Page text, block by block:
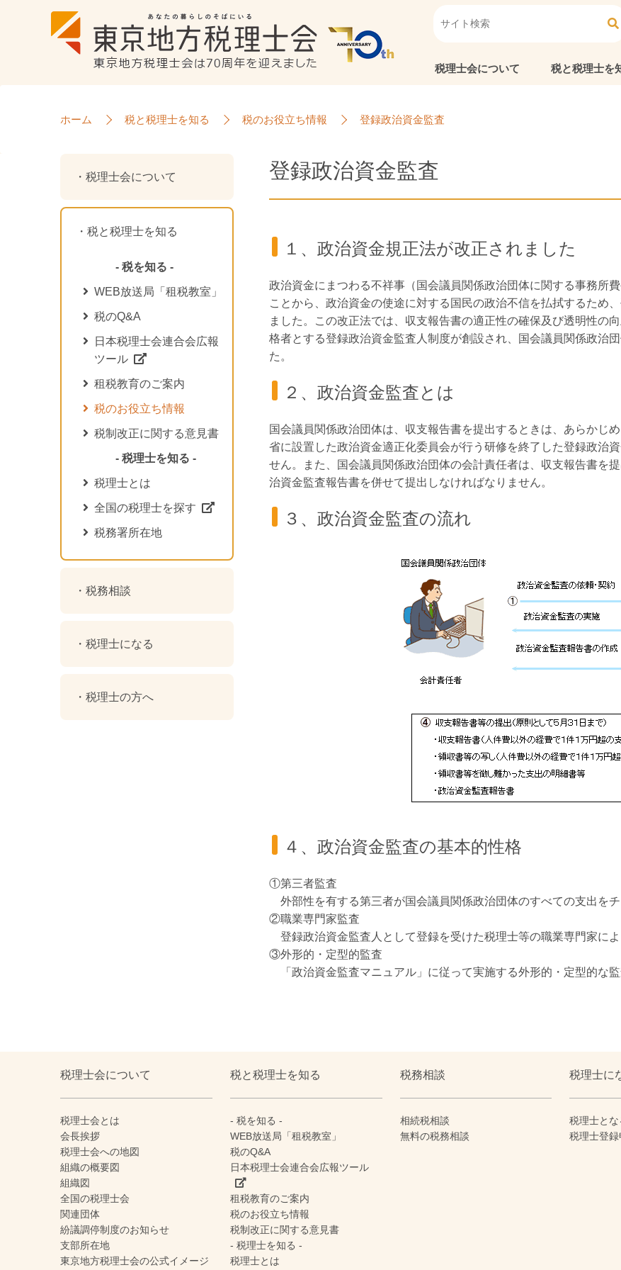
税理士会について 税と税理士を
ホーム 税と税理士を知る 税のお役立ち情報 登録政治資金監査
登録政治資金監査
１、政治資金規正法が改正されました
政治資金にまつわる不祥事（国会議員関係政治団体に関する事務所
ことから、政治資金の使途に対する国民の政治不信を払拭するため
ました。この改正法では、収支報告書の適正性の確保及び透明性の
格者とする登録政治資金監査人制度が創設され、国会議員関係政治
た。
２、政治資金監査とは
国会議員関係政治団体は、収支報告書を提出するときは、あらかじ
省に設置した政治資金適正化委員会が行う研修を終了した登録政治
せん。また、国会議員関係政治団体の会計責任者は、収支報告書を
治資金監査報告書を併せて提出しなければなりません。
３、政治資金監査の流れ
４、政治資金監査の基本的性格
①第三者監査
外部性を有する第三者が国会議員関係政治団体のすべての支出をチ
②職業専門家監査
登録政治資金監査人として登録を受けた税理士等の職業専門家によ
③外形的・定型的監査
「政治資金監査マニュアル」に従って実施する外形的・定型的な監
税理士会について
税と税理士を知る
- 税を知る -
WEB放送局「租税教室」
税のQ&A
日本税理士会連合会広報
ツール
租税教育のご案内
税のお役立ち情報
税制改正に関する意見書
- 税理士を知る -
税理士とは
全国の税理士を探す
税務署所在地
税務相談
税理士になる
税理士の方へ
税理士会について
税理士会とは
会長挨拶
税理士会への地図
組織の概要図
組織図
全国の税理士会
関連団体
紛議調停制度のお知らせ
支部所在地
東京地方税理士会の公式イメージ
税と税理士を知る
- 税を知る -
WEB放送局「租税教室」
税のQ&A
日本税理士会連合会広報ツール
租税教育のご案内
税のお役立ち情報
税制改正に関する意見書
- 税理士を知る -
税理士とは
税務相談
相続税相談
無料の税務相談
税理士に
税理士とな
税理士登